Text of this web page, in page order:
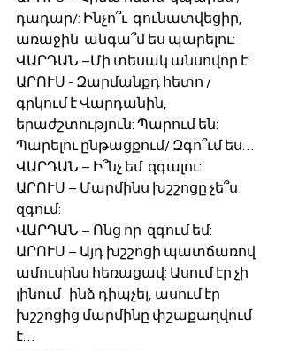
դադար/: Ինչո՞ւ  գունատվեցիր,
առաջին  անգա՞մ ես պարելու:
ՎԱՐԴԱՆ –Մի տեսակ անսովոր է:
ԱՐՈՒՍ - Զարմանքդ հետո /
գրկում է Վարդանին,
երաժշտություն: Պարում են:
Պարելու ընթացքում/ Զգո՞ւմ ես…
ՎԱՐԴԱՆ – Ի՞նչ եմ  զգալու:
ԱՐՈՒՍ – Մարմինս խշշոցը չե՞ս
զգում:
ՎԱՐԴԱՆ – Ոնց որ  զգում եմ:
ԱՐՈՒՍ – Այդ խշշոցի պատճառով
ամուսինս հեռացավ: Ասում էր չի
լինում   ինձ դիպչել, ասում էր
խշշոցից մարմինը փշաքաղվում
է…